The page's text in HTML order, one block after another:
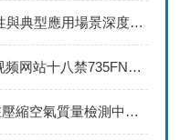
Mini-Max測定儀的技術特性與典型應用場景深度解讀
草莓视频APP免费看草莓视频网站十八禁735FN1.5正確的校準步驟
德爾格水檢測管8103061在壓縮空氣質量檢測中的應用